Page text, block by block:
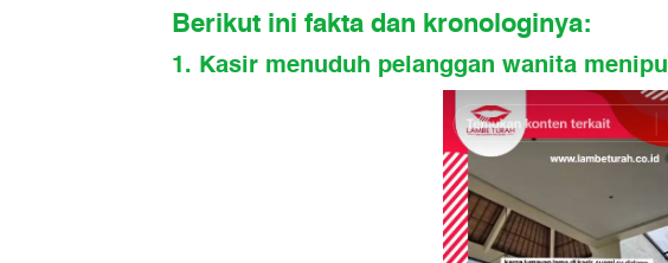
Berikut ini fakta dan kronologinya:
1. Kasir menuduh pelanggan wanita menipu